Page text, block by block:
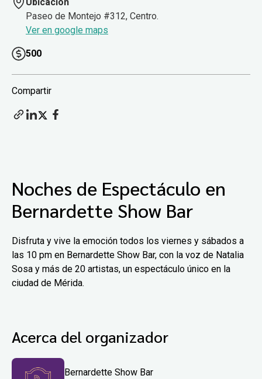
Paseo de Montejo #312, Centro.
Ver en google maps
500
Compartir
Noches de Espectáculo en
Bernardette Show Bar
Disfruta y vive la emoción todos los viernes y sábados a
las 10 pm en Bernardette Show Bar, con la voz de Natalia
Sosa y más de 20 artistas, un espectáculo único en la
ciudad de Mérida.
Acerca del organizador
Bernardette Show Bar